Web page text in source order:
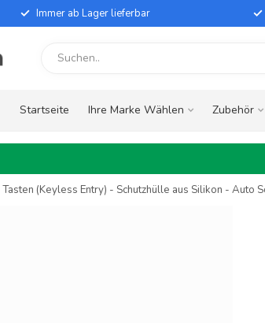
Immer ab Lager lieferbar
Startseite Ihre Marke Wählen Zubehör
(Keyless Entry) - Schutzhülle aus Silikon - Auto